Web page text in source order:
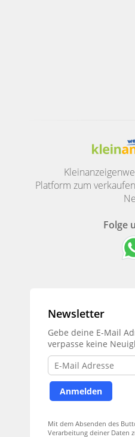
Platform zum
Folge
Newsletter
Gebe deine E-Mail
verpasse keine
Mit dem Absenden des
Verarbeitung deiner Daten